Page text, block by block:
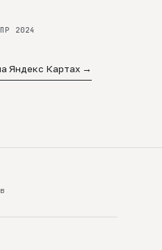
2024
Яндекс Картах →